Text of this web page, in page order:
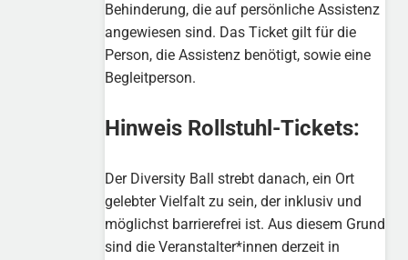
Behinderung, die auf persönliche Assistenz
angewiesen sind. Das Ticket gilt für die
Person, die Assistenz benötigt, sowie eine
Begleitperson.
Hinweis Rollstuhl-Tickets:
Der Diversity Ball strebt danach, ein Ort
gelebter Vielfalt zu sein, der inklusiv und
möglichst barrierefrei ist. Aus diesem Grund
sind die Veranstalter*innen derzeit in